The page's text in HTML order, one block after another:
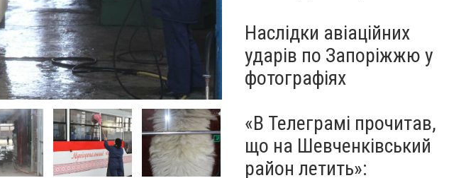
Наслідки авіаційних
ударів по Запоріжжю у
фотографіях
«В Телеграмі прочитав,
що на Шевченківський
район летить»: